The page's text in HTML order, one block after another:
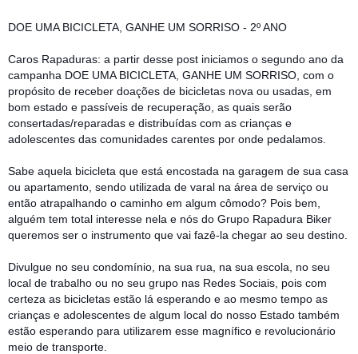
DOE UMA BICICLETA, GANHE UM SORRISO - 2º ANO
Caros Rapaduras: a partir desse post iniciamos o segundo ano da
campanha DOE UMA BICICLETA, GANHE UM SORRISO, com o
propósito de receber doações de bicicletas nova ou usadas, em
bom estado e passíveis de recuperação, as quais serão
consertadas/reparadas e distribuídas com as crianças e
adolescentes das comunidades carentes por onde pedalamos.
Sabe aquela bicicleta que está encostada na garagem de sua casa
ou apartamento, sendo utilizada de varal na área de serviço ou
então atrapalhando o caminho em algum cômodo? Pois bem,
alguém tem total interesse nela e nós do Grupo Rapadura Biker
queremos ser o instrumento que vai fazê-la chegar ao seu destino.
Divulgue no seu condomínio, na sua rua, na sua escola, no seu
local de trabalho ou no seu grupo nas Redes Sociais, pois com
certeza as bicicletas estão lá esperando e ao mesmo tempo as
crianças e adolescentes de algum local do nosso Estado também
estão esperando para utilizarem esse magnífico e revolucionário
meio de transporte.